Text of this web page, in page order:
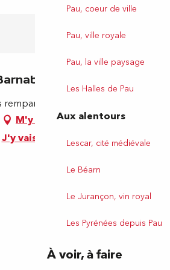
Pau, coeur de ville
Pau, ville royale
Pau, la ville paysage
Les Halles de Pau
Aux alentours
Lescar, cité médiévale
Le Béarn
Le Jurançon, vin royal
Les Pyrénées depuis Pau
À voir, à faire
64230 Lescar
M'y rendre
J'y vais en train !